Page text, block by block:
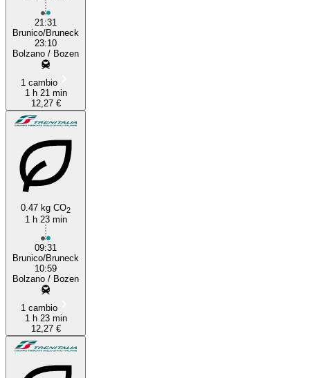
21:31
Brunico/Bruneck
23:10
Bolzano / Bozen
1 cambio
1 h 21 min
12,27 €
0.47 kg CO2
1 h 23 min
09:31
Brunico/Bruneck
10:59
Bolzano / Bozen
1 cambio
1 h 23 min
12,27 €